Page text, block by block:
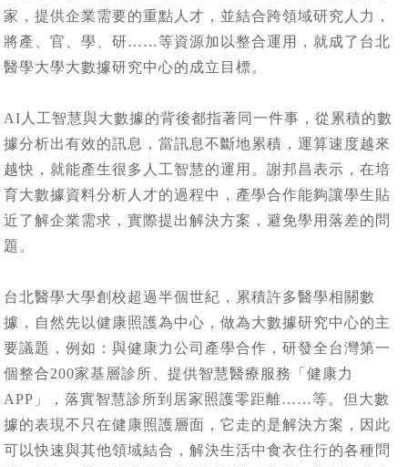
家，提供企業需要的重點人才，並結合跨領域研究人力，
將產、官、學、研……等資源加以整合運用，就成了台北
醫學大學大數據研究中心的成立目標。
AI人工智慧與大數據的背後都指著同一件事，從累積的數
據分析出有效的訊息，當訊息不斷地累積，運算速度越來
越快，就能產生很多人工智慧的運用。謝邦昌表示，在培
育大數據資料分析人才的過程中，產學合作能夠讓學生貼
近了解企業需求，實際提出解決方案，避免學用落差的問
題。
台北醫學大學創校超過半個世紀，累積許多醫學相關數
據，自然先以健康照護為中心，做為大數據研究中心的主
要議題，例如：與健康力公司產學合作，研發全台灣第一
個整合200家基層診所、提供智慧醫療服務「健康力
APP」，落實智慧診所到居家照護零距離……等。但大數
據的表現不只在健康照護層面，它走的是解決方案，因此
可以快速與其他領域結合，解決生活中食衣住行的各種問